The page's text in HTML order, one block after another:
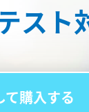
スト
購入する